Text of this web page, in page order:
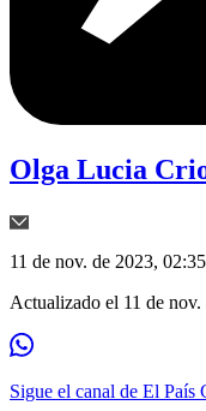
Olga Lucia
11 de nov. de 2023,
Actualizado el 11 de
Sigue el canal de El País